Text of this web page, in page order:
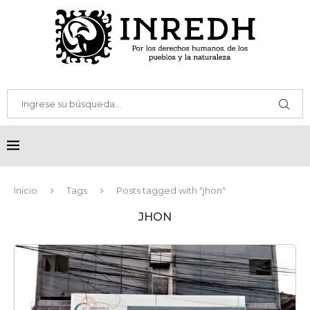
Inicio Tags Posts tagged with "jhon"
JHON